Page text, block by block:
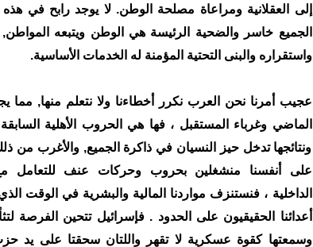
إلى العقلانية ومراعاة مصلحة الوطن. لا يوجد رابح في هذه
الجميع خاسر والضحية الرئيسة هي الوطن ويتبعه المواطن,
واستقراره والبنى التحتية المؤمنة له الخدمات الأساسية.
عجيب أمرنا نحن العرب نكرر أخطاءنا ولا نتعلم منها, مما
الماضي وغرباء المستقبل ، فها هي الحروب الأهلية
ونتائجها تدخل حيز النسيان في ذاكرة الجميع, والأغرب من
على أنفسنا منشغلين بحروب وحركات عنف للتعامل
الداخلية ، فنستنزف مواردنا المالية والبشرية في الوقت
أعدائنا الحقيقيون على الحدود . فإسرائيل تتحين الفرصة
وسمعتها كقوة عسكرية لا تقهر واللتان سحقتا على يد